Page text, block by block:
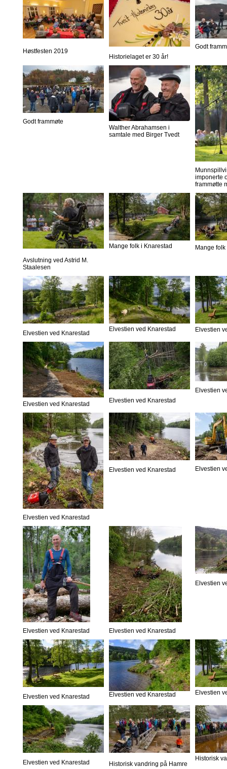
Høstfesten 2019
Historielaget er 30 år!
Godt
Godt frammøte
Walther Abrahamsen i
samtale med Birger Tvedt
imponerte
frammøtte
Avslutning ved Astrid M.
Staalesen
Mange folk i Knarestad Mange
Elvestien ved Knarestad
Elvestien ved Knarestad Elvestien
Elvestien ved Knarestad Elvestien ved Knarestad
Elvestien
Elvestien ved Knarestad
Elvestien ved Knarestad Elvestien
Elvestien ved Knarestad Elvestien ved Knarestad
Elvestien
Elvestien ved Knarestad Elvestien ved Knarestad Elvestien
Elvestien ved Knarestad Historisk vandring på Hamre
Historisk